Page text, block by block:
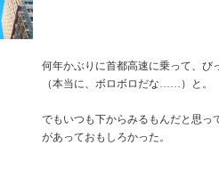
何年かぶりに首都高速に乗って、び
（本当に、ボロボロだな……）と。
でもいつも下からみるもんだと思っ
があっておもしろかった。